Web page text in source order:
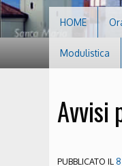
HOME
Modulistica
Avvisi
PUBBLICATO IL